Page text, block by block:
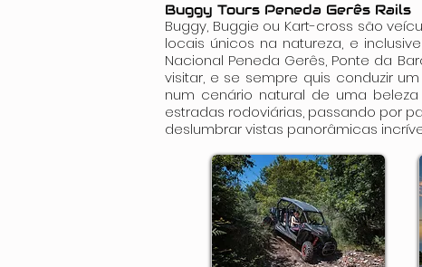
Buggy Tours Peneda Gerês Rails
Buggy, Buggie ou Kart-cross são
locais únicos na natureza, e
Nacional Peneda Gerês, Ponte da
visitar, e se sempre quis conduzir
num cenário natural de uma
estradas rodoviárias, passando por
deslumbrar vistas panorâmicas